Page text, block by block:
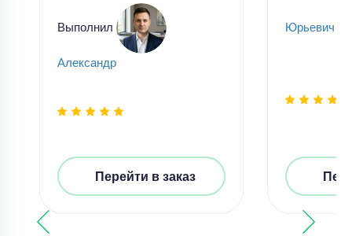
Выполнил
Александр
Перейти в заказ
Юрьевич